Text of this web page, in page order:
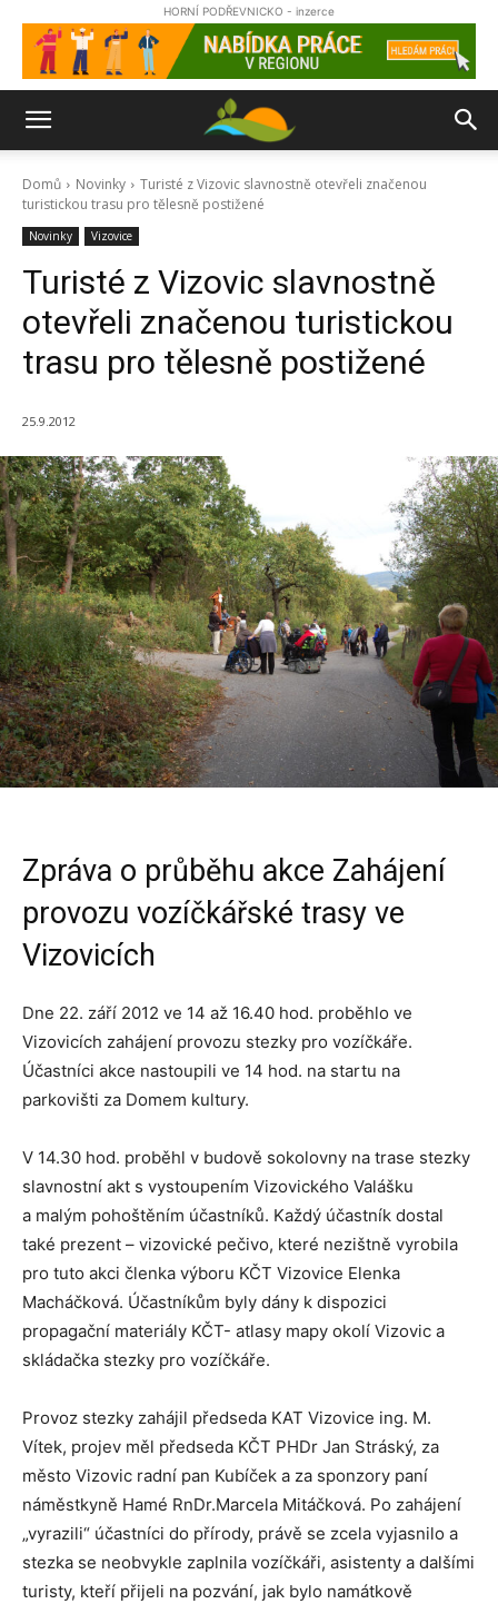
HORNÍ PODŘEVNICKO - inzerce
Domů Novinky
Turisté z Vizovic slavnostně otevřeli značenou
turistickou trasu pro tělesně postižené
Novinky Vizovice
Turisté z Vizovic slavnostně
otevřeli značenou turistickou
trasu pro tělesně postižené
25.9.2012
Zpráva o průběhu akce Zahájení
provozu vozíčkářské trasy ve
Vizovicích
Dne 22. září 2012 ve 14 až 16.40 hod. proběhlo ve
Vizovicích zahájení provozu stezky pro vozíčkáře.
Účastníci akce nastoupili ve 14 hod. na startu na
parkovišti za Domem kultury.
V 14.30 hod. proběhl v budově sokolovny na trase stezky
slavnostní akt s vystoupením Vizovického Valášku
a malým pohoštěním účastníků. Každý účastník dostal
také prezent – vizovické pečivo, které nezištně vyrobila
pro tuto akci členka výboru KČT Vizovice Elenka
Macháčková. Účastníkům byly dány k dispozici
propagační materiály KČT- atlasy mapy okolí Vizovic a
skládačka stezky pro vozíčkáře.
Provoz stezky zahájil předseda KAT Vizovice ing. M.
Vítek, projev měl předseda KČT PHDr Jan Stráský, za
město Vizovic radní pan Kubíček a za sponzory paní
náměstkyně Hamé RnDr.Marcela Mitáčková. Po zahájení
„vyrazili“ účastníci do přírody, právě se zcela vyjasnilo a
stezka se neobvykle zaplnila vozíčkáři, asistenty a dalšími
turisty, kteří přijeli na pozvání, jak bylo namátkově